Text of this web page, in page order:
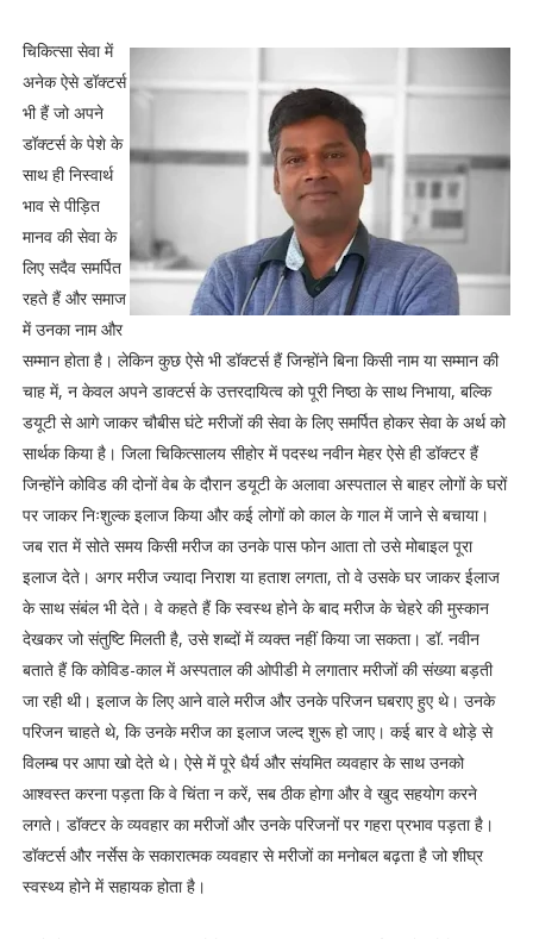
चिकित्सा सेवा में
अनेक ऐसे डॉक्टर्स
भी हैं जो अपने
डॉक्टर्स के पेशे के
साथ ही निस्वार्थ
भाव से पीड़ित
मानव की सेवा के
लिए सदैव समर्पित
रहते हैं और समाज
में उनका नाम और
सम्मान होता है। लेकिन कुछ ऐसे भी डॉक्टर्स हैं जिन्होंने बिना किसी नाम या सम्मान की
चाह में, न केवल अपने डाक्टर्स के उत्तरदायित्व को पूरी निष्ठा के साथ निभाया, बल्कि
डयूटी से आगे जाकर चौबीस घंटे मरीजों की सेवा के लिए समर्पित होकर सेवा के अर्थ को
सार्थक किया है। जिला चिकित्सालय सीहोर में पदस्थ नवीन मेहर ऐसे ही डॉक्टर हैं
जिन्होंने कोविड की दोनों वेब के दौरान डयूटी के अलावा अस्पताल से बाहर लोगों के घरों
पर जाकर निःशुल्क इलाज किया और कई लोगों को काल के गाल में जाने से बचाया।
जब रात में सोते समय किसी मरीज का उनके पास फोन आता तो उसे मोबाइल पूरा
इलाज देते। अगर मरीज ज्यादा निराश या हताश लगता, तो वे उसके घर जाकर ईलाज
के साथ संबंल भी देते। वे कहते हैं कि स्वस्थ होने के बाद मरीज के चेहरे की मुस्कान
देखकर जो संतुष्टि मिलती है, उसे शब्दों में व्यक्त नहीं किया जा सकता। डॉ. नवीन
बताते हैं कि कोविड-काल में अस्पताल की ओपीडी मे लगातार मरीजों की संख्या बड़ती
जा रही थी। इलाज के लिए आने वाले मरीज और उनके परिजन घबराए हुए थे। उनके
परिजन चाहते थे, कि उनके मरीज का इलाज जल्द शुरू हो जाए। कई बार वे थोड़े से
विलम्ब पर आपा खो देते थे। ऐसे में पूरे धैर्य और संयमित व्यवहार के साथ उनको
आश्वस्त करना पड़ता कि वे चिंता न करें, सब ठीक होगा और वे खुद सहयोग करने
लगते। डॉक्टर के व्यवहार का मरीजों और उनके परिजनों पर गहरा प्रभाव पड़ता है।
डॉक्टर्स और नर्सेस के सकारात्मक व्यवहार से मरीजों का मनोबल बढ़ता है जो शीघ्र
स्वस्थ्य होने में सहायक होता है।